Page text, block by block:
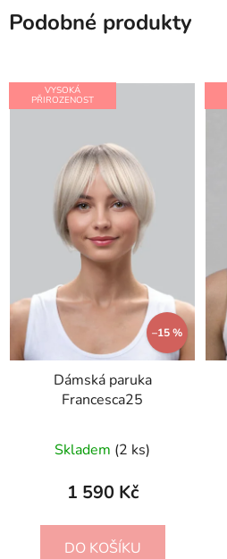
Podobné produkty
VYSOKÁ
PŘIROZENOST
–15 %
Dámská paruka
Francesca25
Skladem (2 ks)
1 590 Kč
DO KOŠÍKU